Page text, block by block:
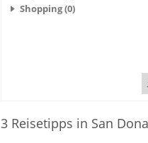
Shopping (0)
3 Reisetipps in San